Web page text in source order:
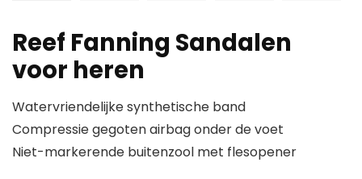
Reef Fanning Sandalen
voor heren
Watervriendelijke synthetische band
Compressie gegoten airbag onder de voet
Niet-markerende buitenzool met flesopener